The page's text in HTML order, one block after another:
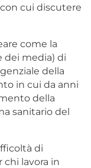
cui discutere
come la
dei media) di
della
in cui da anni
della
sanitario del
di
chi lavora in